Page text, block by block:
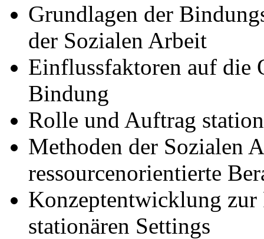
Grundlagen der
der Sozialen Arbeit
Einflussfaktoren auf die
Bindung
Rolle und Auftrag
Methoden der Sozialen
ressourcenorientierte
Konzeptentwicklung
stationären Settings